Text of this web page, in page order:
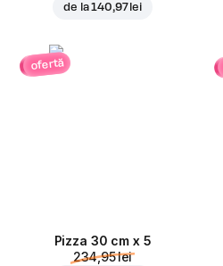
de la140,97 lei
ofertă
Pizza 30 cm x 5
234,95 lei